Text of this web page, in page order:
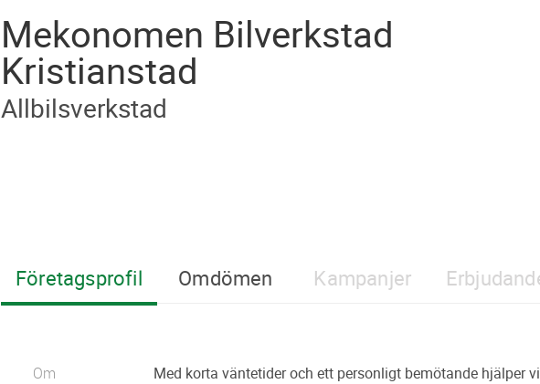
Mekonomen Bilverkstad
Kristianstad
Allbilsverkstad
Företagsprofil Omdömen Kampanjer
Om
Med korta väntetider och ett personligt bemötande hjälper